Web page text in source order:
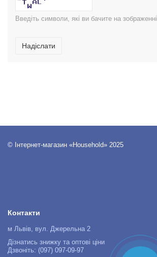
Введіть символи, які ви бачите на зображенні.
Надіслати
© Інтернет-магазин «Household» 2025
Контакти
м Львів, вул. Джерельна 2
Дізнатись знижку та оптові ціни
Дзвоніть: (097) 097-09-97